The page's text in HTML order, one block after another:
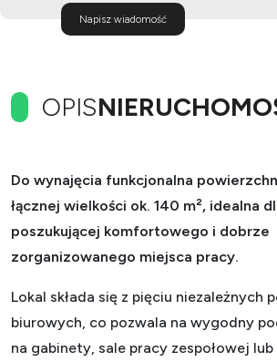
Napisz wiadomość
OPIS
Do wynajęcia funkcjonalna
łącznej wielkości ok. 140 m², idealna
poszukującej komfortowego i dobrze
zorganizowanego miejsca pracy.
Lokal składa się z pięciu niezależnych
biurowych, co pozwala na wygodny
na gabinety, sale pracy zespołowej lub